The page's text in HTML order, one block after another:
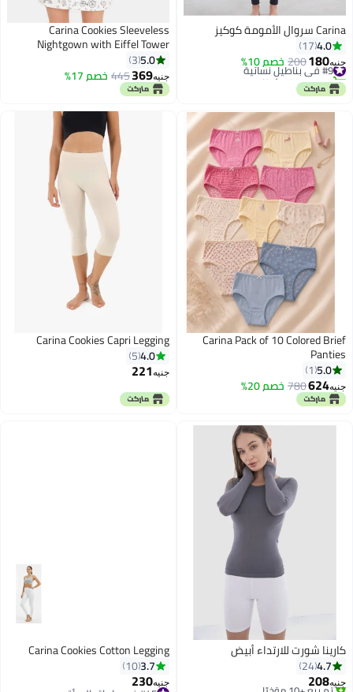
Carina سروال الأمومة كوكيز
4.0
17
جنيه180
200 خصم 10% #9 في بناطيل نسائية
تم بيع +30 مؤخرًا
#9 في بناطيل نسائية
Carina Cookies Sleeveless
Nightgown with Eiffel Tower
Pattern
5.0
3
جنيه369
445 خصم 17%
Carina Pack of 10 Colored Brief
Panties
5.0
1
جنيه624
780 خصم 20%
Carina Cookies Capri Legging
4.0
5
جنيه221
كارينا شورت للارتداء أبيض
4.7
24
جنيه208
Carina Cookies Cotton Legging
3.7
10
جنيه230